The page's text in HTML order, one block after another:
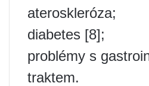
ateroskleróza;
diabetes [8];
problémy s
traktem.